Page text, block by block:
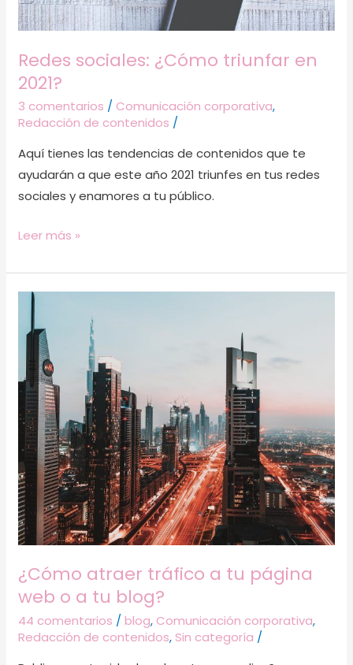
Redes sociales: ¿Cómo triunfar en
2021?
3 comentarios / Comunicación corporativa,
Redacción de contenidos /
Aquí tienes las tendencias de contenidos que te
ayudarán a que este año 2021 triunfes en tus redes
sociales y enamores a tu público.
Leer más »
¿Cómo atraer tráfico a tu página
web o a tu blog?
44 comentarios /blog, Comunicación corporativa,
Redacción de contenidos, Sin categoría /
¿Cómo
atraer
tráfico
tu
página
web
o
a
tu
blog?